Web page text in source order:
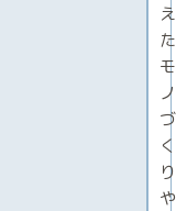
え
た
モ
ノ
づ
く
り
や